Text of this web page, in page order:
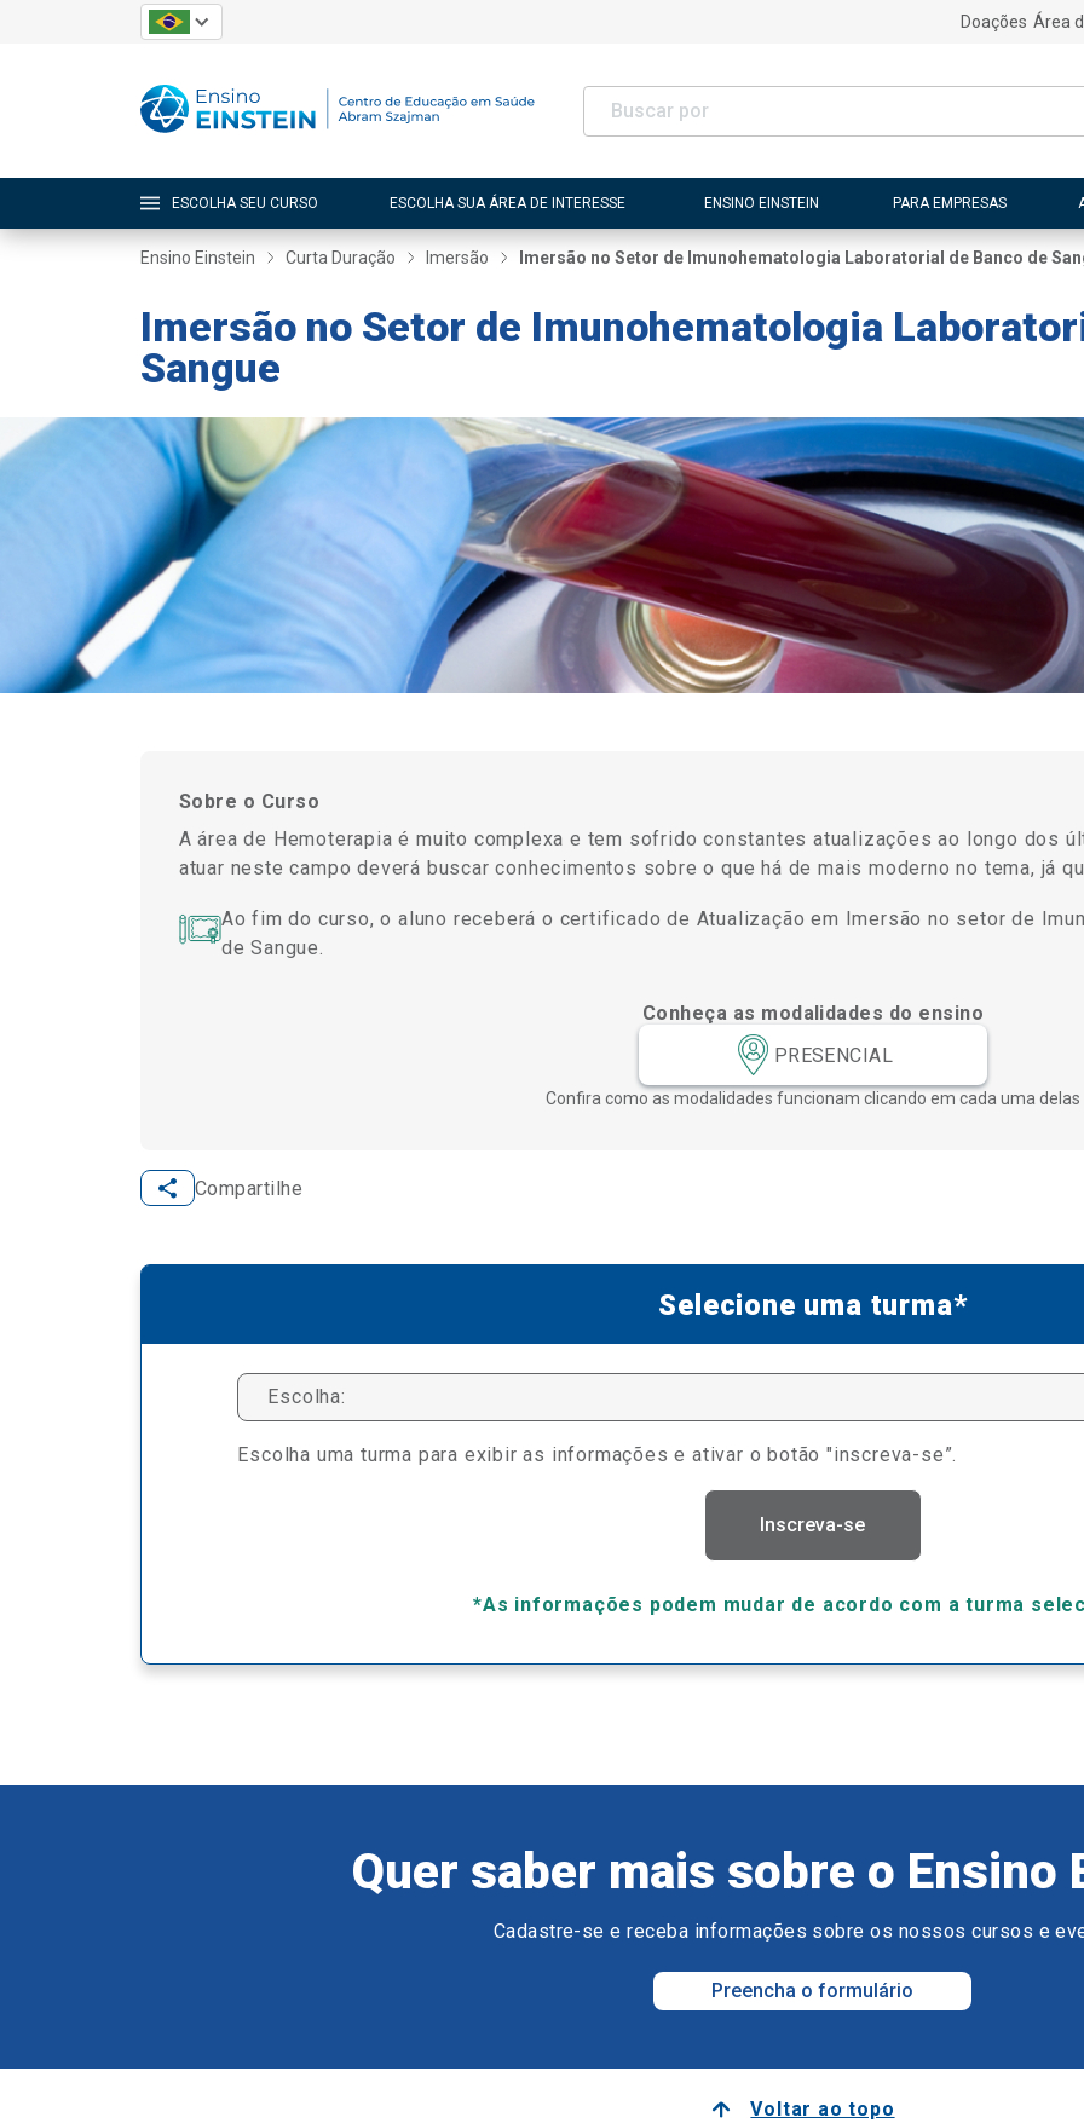
Doações Área
ESCOLHA SEU CURSO ESCOLHA SUA ÁREA DE INTERESSE ENSINO EINSTEIN PARA EMPRESAS
Ensino Einstein Curta Duração Imersão Imersão no Setor de Imunohematologia Laboratorial de Banco de
Imersão no Setor de Imunohematologia
Sangue
Sobre o Curso
A área de Hemoterapia é muito complexa e tem sofrido constantes atualizações ao longo dos
atuar neste campo deverá buscar conhecimentos sobre o que há de mais moderno no tema, já
Ao fim do curso, o aluno receberá o certificado de Atualização em Imersão no setor de
de Sangue.
Conheça as modalidades do ensino
PRESENCIAL
Confira como as modalidades funcionam clicando em cada uma delas
Compartilhe
Selecione uma turma*
Escolha:
Escolha uma turma para exibir as informações e ativar o botão "inscreva-se”.
Inscreva-se
*As informações podem mudar de acordo com a turma
Quer saber mais sobre o Ensino
Cadastre-se e receba informações sobre os nossos cursos e
Preencha o formulário
Voltar ao topo